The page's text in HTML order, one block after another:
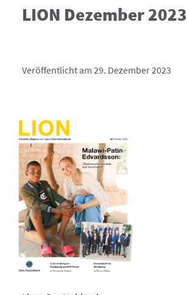
LION Dezember 2023
Veröffentlicht am 29. Dezember 2023